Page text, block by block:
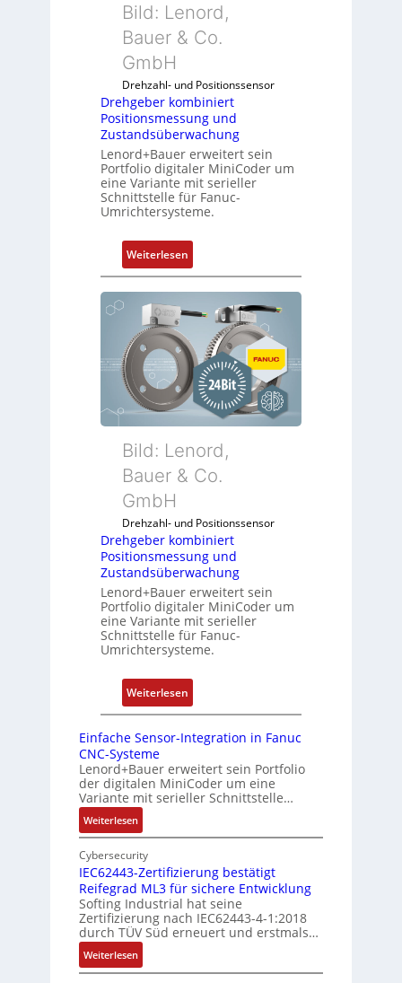
i
b
ü
r
d
i
e
A
w
e
u
n
g
k
o
i
i
e
r
n
o
d
e
b
r
i
n
g
e
G
5
G
a
u
e
n
s
p
b
e
r
r
y
i
Bild: Lenord,
Bauer & Co.
GmbH
Drehzahl- und Positionssensor
Drehgeber kombiniert
Positionsmessung und
Zustandsüberwachung
Lenord+Bauer erweitert sein
Portfolio digitaler MiniCoder um
eine Variante mit serieller
Schnittstelle für Fanuc-
Umrichtersysteme.
Weiterlesen:
D
r
e
g
e
b
e
r
o
m
n
i
e
r
t
P
o
t
o
s
m
s
u
n
g
u
d
Bild: Lenord,
Bauer & Co.
GmbH
Drehzahl- und Positionssensor
Drehgeber kombiniert
Positionsmessung und
Zustandsüberwachung
Lenord+Bauer erweitert sein
Portfolio digitaler MiniCoder um
eine Variante mit serieller
Schnittstelle für Fanuc-
Umrichtersysteme.
Weiterlesen:
D
h
g
e
e
k
o
m
b
n
Einfache Sensor-Integration in Fanuc
CNC-Systeme
Lenord+Bauer erweitert sein Portfolio
der digitalen MiniCoder um eine
Variante mit serieller Schnittstelle…
Weiterlesen:
E
i
n
a
c
h
e
S
Cybersecurity
IEC62443-Zertifizierung bestätigt
Reifegrad ML3 für sichere Entwicklung
Softing Industrial hat seine
Zertifizierung nach IEC62443-4-1:2018
durch TÜV Süd erneuert und erstmals…
Weiterlesen:
I